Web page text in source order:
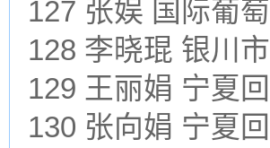
127 张娱 国际葡
128 李晓琨 银川
129 王丽娟 宁夏
130 张向娟 宁夏